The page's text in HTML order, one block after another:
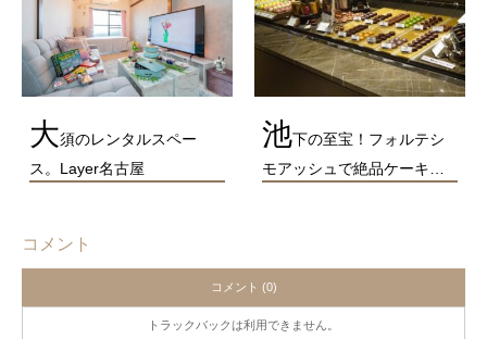
大須のレンタルスペー
ス。Layer名古屋
池下の至宝！フォルテシ
モアッシュで絶品ケーキ…
コメント
コメント (0)
トラックバックは利用できません。